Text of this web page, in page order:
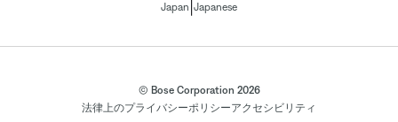
Japan Japanese
© Bose Corporation 2026
法律上のプライバシーポリシーアクセシビリティ